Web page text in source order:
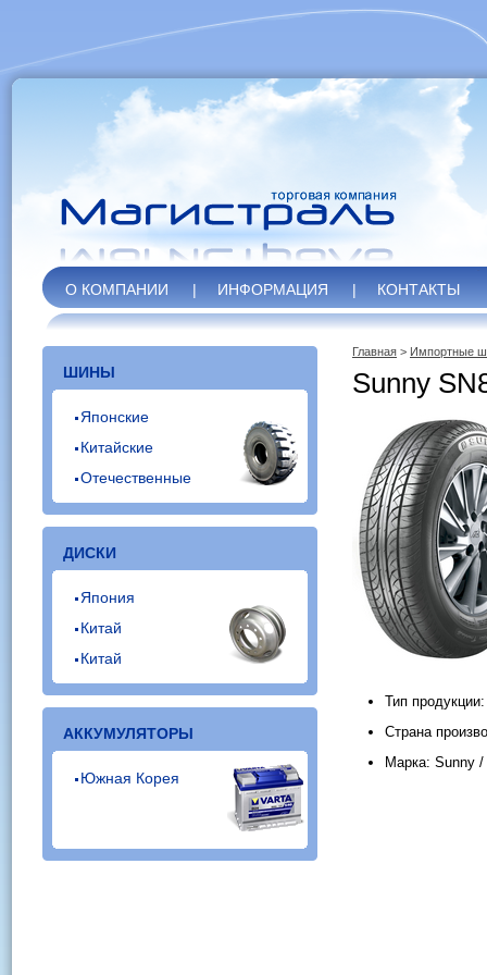
О КОМПАНИИ | ИНФОРМАЦИЯ | КОНТАКТЫ
ШИНЫ
Японские
Китайские
Отечественные
ДИСКИ
Япония
Китай
Китай
АККУМУЛЯТОРЫ
Южная Корея
Главная > Импортные
Sunny
Тип
Страна
Марка: Sunny /